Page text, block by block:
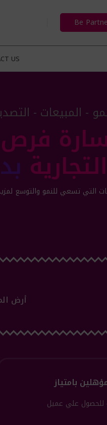
Be
US
- المبيعات -
تسعي للنمو والتوسع
أرض
بامتياز
للحصول علي عميل